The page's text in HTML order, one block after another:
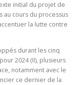
initial du projet de
au cours du processus
la lutte contre
durant les cinq
2024 (II), plusieurs
notamment avec le
ce dernier de la